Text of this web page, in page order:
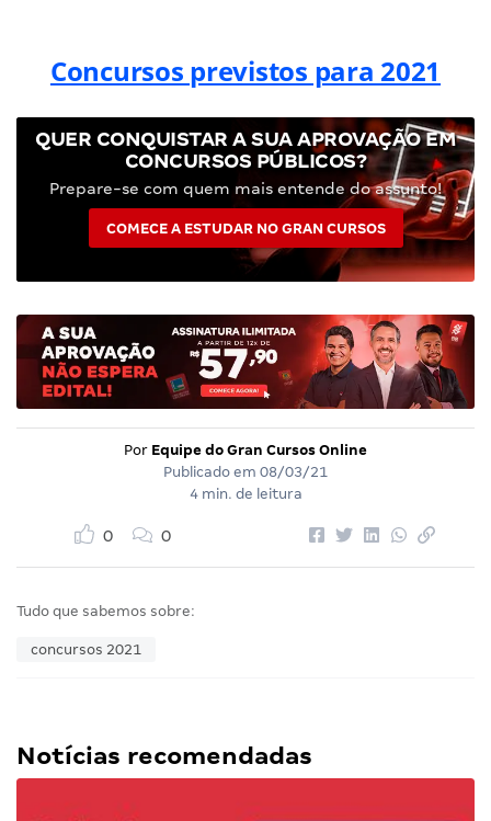
Concursos previstos para 2021
QUER CONQUISTAR A SUA APROVAÇÃO EM
CONCURSOS PÚBLICOS?
Prepare-se com quem mais entende do assunto!
COMECE A ESTUDAR NO GRAN CURSOS
Por Equipe do Gran Cursos Online
Publicado em 08/03/21
4 min. de leitura
0 0
Tudo que sabemos sobre:
concursos 2021
Notícias recomendadas